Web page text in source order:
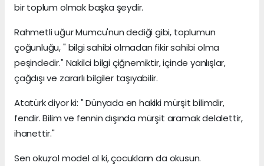
bir toplum olmak başka şeydir.
Rahmetli uğur Mumcu'nun dediği gibi, toplumun
çoğunluğu, " bilgi sahibi olmadan fikir sahibi olma
peşindedir." Nakilci bilgi çiğnemiktir, içinde yanlışlar,
çağdışı ve zararlı bilgiler taşıyabilir.
Atatürk diyor ki: " Dünyada en hakiki mürşit bilimdir,
fendir. Bilim ve fennin dışında mürşit aramak delalettir,
ihanettir."
Sen oku;rol model ol ki, çocukların da okusun.